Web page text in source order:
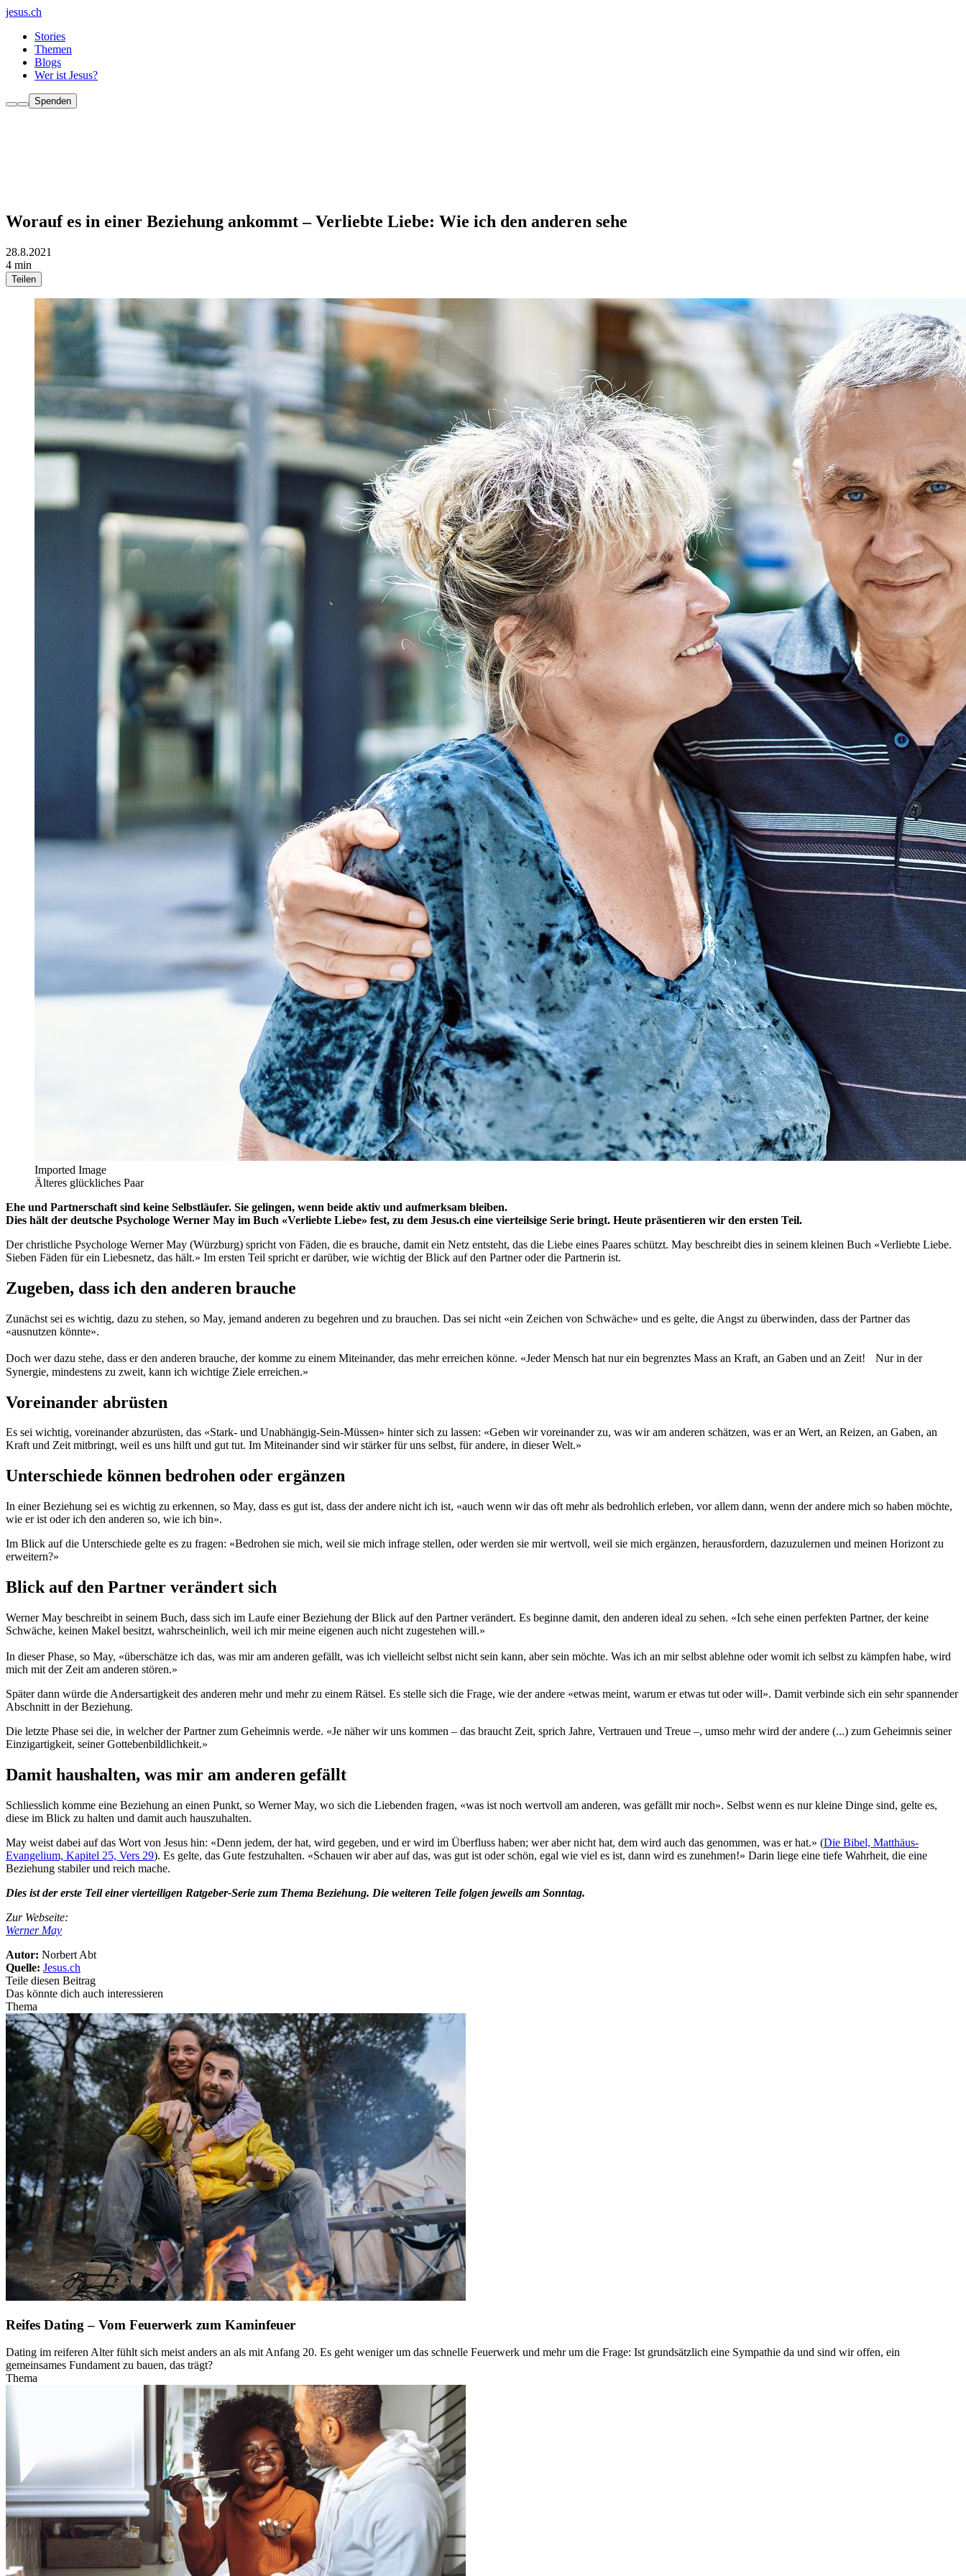
jesus.ch
Stories
Themen
Blogs
Wer ist Jesus?
Spenden
Worauf es in einer Beziehung ankommt – Verliebte Liebe: Wie ich den anderen sehe
28.8.2021
4 min
Teilen
Imported Image
Älteres glückliches Paar
Ehe und Partnerschaft sind keine Selbstläufer. Sie gelingen, wenn beide aktiv und aufmerksam bleiben.
Dies hält der deutsche Psychologe Werner May im Buch «Verliebte Liebe» fest, zu dem Jesus.ch eine vierteilsige Serie bringt. Heute präsentieren wir den ersten Teil.
Der christliche Psychologe Werner May (Würzburg) spricht von Fäden, die es brauche, damit ein Netz entsteht, das die Liebe eines Paares schützt. May beschreibt dies in seinem kleinen Buch «Verliebte Liebe.
Sieben Fäden für ein Liebesnetz, das hält.» Im ersten Teil spricht er darüber, wie wichtig der Blick auf den Partner oder die Partnerin ist.
Zugeben, dass ich den anderen brauche
Zunächst sei es wichtig, dazu zu stehen, so May, jemand anderen zu begehren und zu brauchen. Das sei nicht «ein Zeichen von Schwäche» und es gelte, die Angst zu überwinden, dass der Partner das
«ausnutzen könnte».
Doch wer dazu stehe, dass er den anderen brauche, der komme zu einem Miteinander, das mehr erreichen könne. «Jeder Mensch hat nur ein begrenztes Mass an Kraft, an Gaben und an Zeit! Nur in der
Synergie, mindestens zu zweit, kann ich wichtige Ziele erreichen.»
Voreinander abrüsten
Es sei wichtig, voreinander abzurüsten, das «Stark- und Unabhängig-Sein-Müssen» hinter sich zu lassen: «Geben wir voreinander zu, was wir am anderen schätzen, was er an Wert, an Reizen, an Gaben, an
Kraft und Zeit mitbringt, weil es uns hilft und gut tut. Im Miteinander sind wir stärker für uns selbst, für andere, in dieser Welt.»
Unterschiede können bedrohen oder ergänzen
In einer Beziehung sei es wichtig zu erkennen, so May, dass es gut ist, dass der andere nicht ich ist, «auch wenn wir das oft mehr als bedrohlich erleben, vor allem dann, wenn der andere mich so haben möchte,
wie er ist oder ich den anderen so, wie ich bin».
Im Blick auf die Unterschiede gelte es zu fragen: «Bedrohen sie mich, weil sie mich infrage stellen, oder werden sie mir wertvoll, weil sie mich ergänzen, herausfordern, dazuzulernen und meinen Horizont zu
erweitern?»
Blick auf den Partner verändert sich
Werner May beschreibt in seinem Buch, dass sich im Laufe einer Beziehung der Blick auf den Partner verändert. Es beginne damit, den anderen ideal zu sehen. «Ich sehe einen perfekten Partner, der keine
Schwäche, keinen Makel besitzt, wahrscheinlich, weil ich mir meine eigenen auch nicht zugestehen will.»
In dieser Phase, so May, «überschätze ich das, was mir am anderen gefällt, was ich vielleicht selbst nicht sein kann, aber sein möchte. Was ich an mir selbst ablehne oder womit ich selbst zu kämpfen habe, wird
mich mit der Zeit am anderen stören.»
Später dann würde die Andersartigkeit des anderen mehr und mehr zu einem Rätsel. Es stelle sich die Frage, wie der andere «etwas meint, warum er etwas tut oder will». Damit verbinde sich ein sehr spannender
Abschnitt in der Beziehung.
Die letzte Phase sei die, in welcher der Partner zum Geheimnis werde. «Je näher wir uns kommen – das braucht Zeit, sprich Jahre, Vertrauen und Treue –, umso mehr wird der andere (...) zum Geheimnis seiner
Einzigartigkeit, seiner Gottebenbildlichkeit.»
Damit haushalten, was mir am anderen gefällt
Schliesslich komme eine Beziehung an einen Punkt, so Werner May, wo sich die Liebenden fragen, «was ist noch wertvoll am anderen, was gefällt mir noch». Selbst wenn es nur kleine Dinge sind, gelte es,
diese im Blick zu halten und damit auch hauszuhalten.
May weist dabei auf das Wort von Jesus hin: «Denn jedem, der hat, wird gegeben, und er wird im Überfluss haben; wer aber nicht hat, dem wird auch das genommen, was er hat.» (Die Bibel, Matthäus-
Evangelium, Kapitel 25, Vers 29). Es gelte, das Gute festzuhalten. «Schauen wir aber auf das, was gut ist oder schön, egal wie viel es ist, dann wird es zunehmen!» Darin liege eine tiefe Wahrheit, die eine
Beziehung stabiler und reich mache.
Dies ist der erste Teil einer vierteiligen Ratgeber-Serie zum Thema Beziehung. Die weiteren Teile folgen jeweils am Sonntag.
Zur Webseite:
Werner May
Autor: Norbert Abt
Quelle: Jesus.ch
Teile diesen Beitrag
Das könnte dich auch interessieren
Thema
Reifes Dating – Vom Feuerwerk zum Kaminfeuer
Dating im reiferen Alter fühlt sich meist anders an als mit Anfang 20. Es geht weniger um das schnelle Feuerwerk und mehr um die Frage: Ist grundsätzlich eine Sympathie da und sind wir offen, ein
gemeinsames Fundament zu bauen, das trägt?
Thema